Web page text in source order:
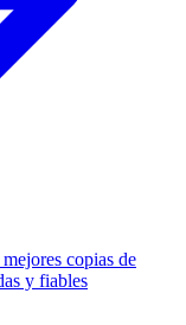
copias de
y fiables